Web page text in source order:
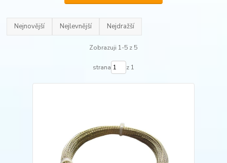
Nejnovější Nejlevnější Nejdražší
Zobrazuji 1-5 z 5
strana z 1